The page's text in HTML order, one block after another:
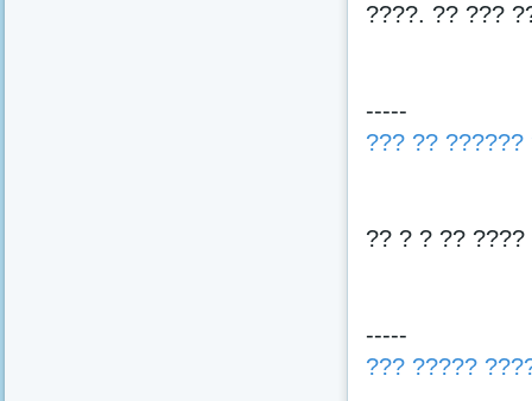
????. ?? ???
-----
??? ?? ??????
?? ? ? ?? ????
-----
??? ?????